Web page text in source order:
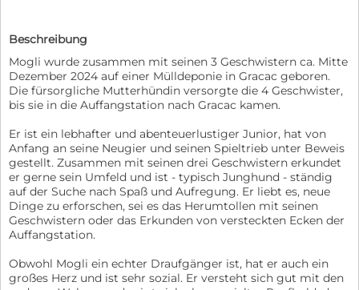
Beschreibung
Mogli wurde zusammen mit seinen 3 Geschwistern ca. Mitte
Dezember 2024 auf einer Mülldeponie in Gracac geboren.
Die fürsorgliche Mutterhündin versorgte die 4 Geschwister,
bis sie in die Auffangstation nach Gracac kamen.
Er ist ein lebhafter und abenteuerlustiger Junior, hat von
Anfang an seine Neugier und seinen Spieltrieb unter Beweis
gestellt. Zusammen mit seinen drei Geschwistern erkundet
er gerne sein Umfeld und ist - typisch Junghund - ständig
auf der Suche nach Spaß und Aufregung. Er liebt es, neue
Dinge zu erforschen, sei es das Herumtollen mit seinen
Geschwistern oder das Erkunden von versteckten Ecken der
Auffangstation.
Obwohl Mogli ein echter Draufgänger ist, hat er auch ein
großes Herz und ist sehr sozial. Er versteht sich gut mit den